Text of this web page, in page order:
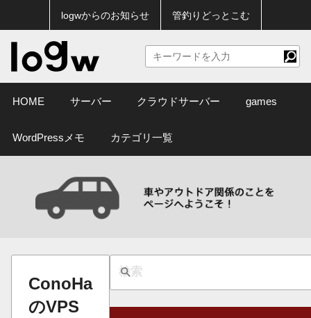
logwからのお知らせ 管釣りどっとこむ
HOME サーバー クラウドサーバー games
WordPressメモ カテゴリ一覧
ConoHa
のVPS